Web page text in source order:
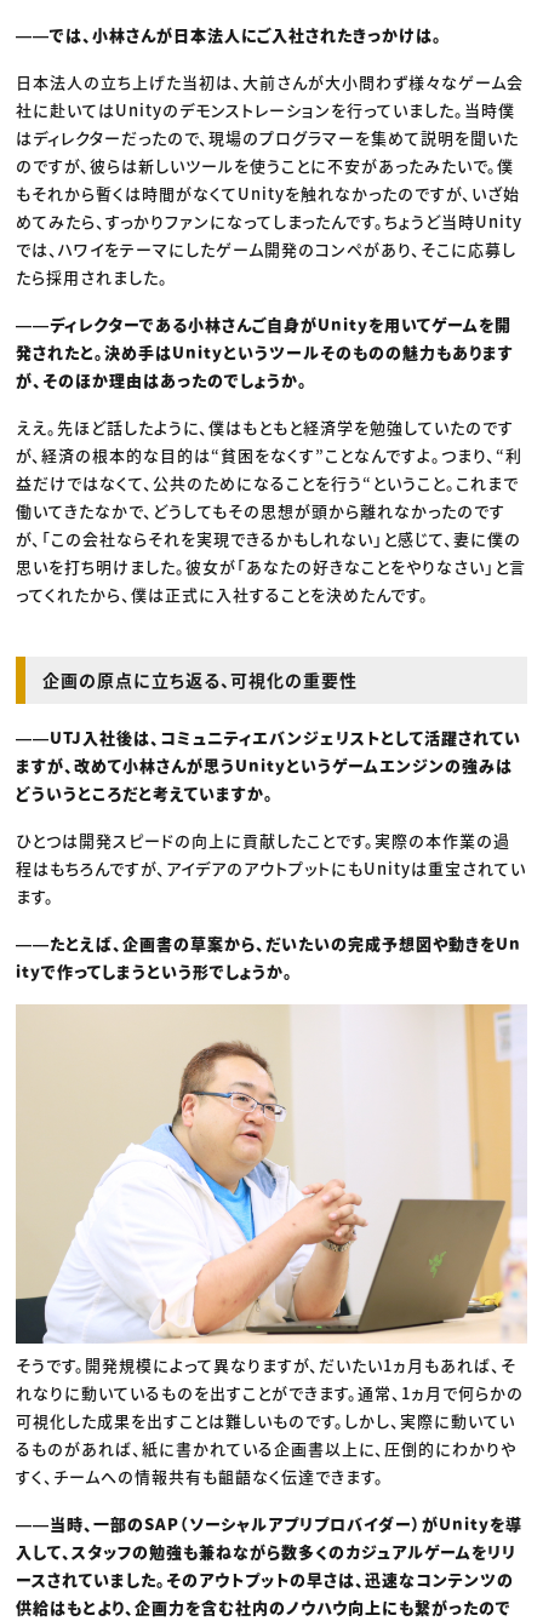
――では、小林さんが日本法人にご入社されたきっかけは。
日本法人の立ち上げた当初は、大前さんが大小問わず様々なゲーム会
社に赴いてはUnityのデモンストレーションを行っていました。当時僕
はディレクターだったので、現場のプログラマーを集めて説明を聞いた
のですが、彼らは新しいツールを使うことに不安があったみたいで。僕
もそれから暫くは時間がなくてUnityを触れなかったのですが、いざ始
めてみたら、すっかりファンになってしまったんです。ちょうど当時Unity
では、ハワイをテーマにしたゲーム開発のコンペがあり、そこに応募し
たら採用されました。
――ディレクターである小林さんご自身がUnityを用いてゲームを開
発されたと。決め手はUnityというツールそのものの魅力もあります
が、そのほか理由はあったのでしょうか。
ええ。先ほど話したように、僕はもともと経済学を勉強していたのです
が、経済の根本的な目的は“貧困をなくす”ことなんですよ。つまり、“利
益だけではなくて、公共のためになることを行う“ということ。これまで
働いてきたなかで、どうしてもその思想が頭から離れなかったのです
が、「この会社ならそれを実現できるかもしれない」と感じて、妻に僕の
思いを打ち明けました。彼女が「あなたの好きなことをやりなさい」と言
ってくれたから、僕は正式に入社することを決めたんです。
企画の原点に立ち返る、可視化の重要性
――UTJ入社後は、コミュニティエバンジェリストとして活躍されてい
ますが、改めて小林さんが思うUnityというゲームエンジンの強みは
どういうところだと考えていますか。
ひとつは開発スピードの向上に貢献したことです。実際の本作業の過
程はもちろんですが、アイデアのアウトプットにもUnityは重宝されてい
ます。
――たとえば、企画書の草案から、だいたいの完成予想図や動きをUn
ityで作ってしまうという形でしょうか。
そうです。開発規模によって異なりますが、だいたい1ヵ月もあれば、そ
れなりに動いているものを出すことができます。通常、1ヵ月で何らかの
可視化した成果を出すことは難しいものです。しかし、実際に動いてい
るものがあれば、紙に書かれている企画書以上に、圧倒的にわかりや
すく、チームへの情報共有も齟齬なく伝達できます。
――当時、一部のSAP（ソーシャルアプリプロバイダー）がUnityを導
入して、スタッフの勉強も兼ねながら数多くのカジュアルゲームをリリ
ースされていました。そのアウトプットの早さは、迅速なコンテンツの
供給はもとより、企画力を含む社内のノウハウ向上にも繋がったので